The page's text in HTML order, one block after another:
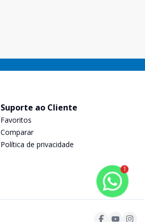
Suporte ao Cliente
Favoritos
Comparar
Política de privacidade
1